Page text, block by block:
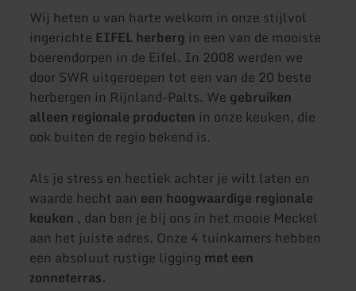
Wij heten u van harte welkom in onze stijlvol
ingerichte EIFEL herberg in een van de mooiste
boerendorpen in de Eifel. In 2008 werden we
door SWR uitgeroepen tot een van de 20 beste
herbergen in Rijnland-Palts. We gebruiken
alleen regionale producten in onze keuken, die
ook buiten de regio bekend is.
Als je stress en hectiek achter je wilt laten en
waarde hecht aan een hoogwaardige regionale
keuken , dan ben je bij ons in het mooie Meckel
aan het juiste adres. Onze 4 tuinkamers hebben
een absoluut rustige ligging met een
zonneterras.